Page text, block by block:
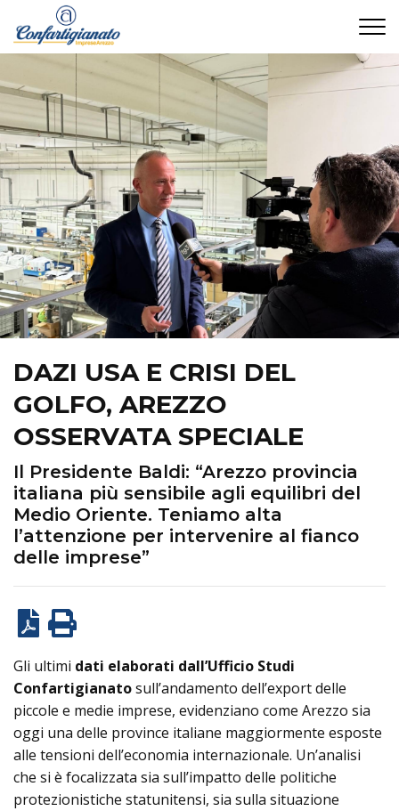
DAZI USA E CRISI DEL
GOLFO, AREZZO
OSSERVATA SPECIALE
Il Presidente Baldi: “Arezzo provincia
italiana più sensibile agli equilibri del
Medio Oriente. Teniamo alta
l’attenzione per intervenire al fianco
delle imprese”
Gli ultimi dati elaborati dall’Ufficio Studi
Confartigianatosull’andamento dell’export delle
piccole e medie imprese, evidenziano come Arezzo sia
oggi una delle province italiane maggiormente esposte
alle tensioni dell’economia internazionale. Un’analisi
che si è focalizzata sia sull’impatto delle politiche
protezionistiche statunitensi, sia sulla situazione